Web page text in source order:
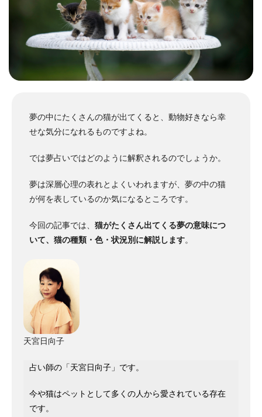
夢の中にたくさんの猫が出てくると、動物好きなら幸
せな気分になれるものですよね。
では夢占いではどのように解釈されるのでしょうか。
夢は深層心理の表れとよくいわれますが、夢の中の猫
が何を表しているのか気になるところです。
今回の記事では、 猫がたくさん出てくる夢の意味につ
いて、猫の種類・色・状況別に解説します。
天宮日向子
占い師の「天宮日向子」です。
今や猫はペットとして多くの人から愛されている存在
です。